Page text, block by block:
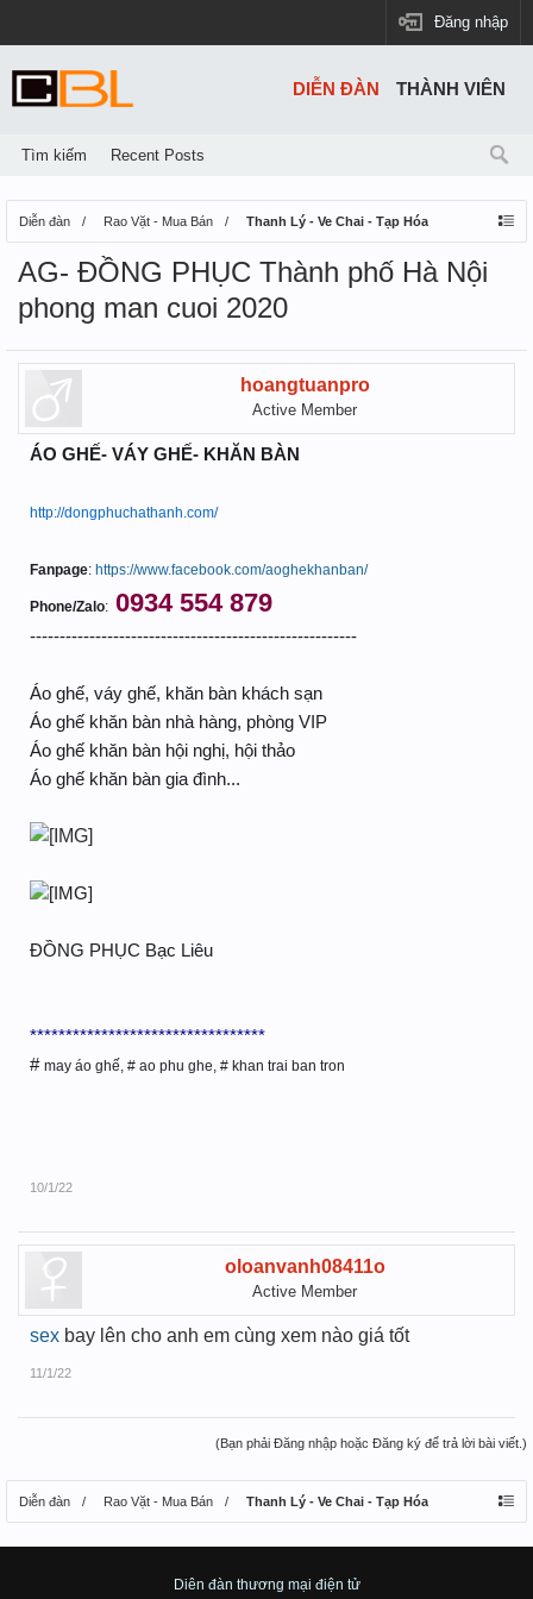
Đăng nhập
Diễn đàn Rao Vặt - Mua Bán Thanh Lý - Ve Chai - Tạp Hóa
AG- ĐỒNG PHỤC Thành phố Hà Nội
phong man cuoi 2020
hoangtuanpro
Active Member
ÁO GHẾ- VÁY GHẾ- KHĂN BÀN
http://dongphuchathanh.com/
Fanpage: https://www.facebook.com/aoghekhanban/
Phone/Zalo: 0934 554 879
-------------------------------------------------------
Áo ghế, váy ghế, khăn bàn khách sạn
Áo ghế khăn bàn nhà hàng, phòng VIP
Áo ghế khăn bàn hội nghị, hội thảo
Áo ghế khăn bàn gia đình...
ĐỒNG PHỤC Bạc Liêu
*********************************
# may áo ghế, # ao phu ghe, # khan trai ban tron
10/1/22
oloanvanh08411o
Active Member
sex bay lên cho anh em cùng xem nào giá tốt
11/1/22
(Bạn phải Đăng nhập hoặc Đăng ký để trả lời bài viết.)
Diễn đàn Rao Vặt - Mua Bán Thanh Lý - Ve Chai - Tạp Hóa
DIỄN ĐÀN
Tìm kiếm Recent Posts
THÀNH VIÊN
Diên đàn thương mại điện tử